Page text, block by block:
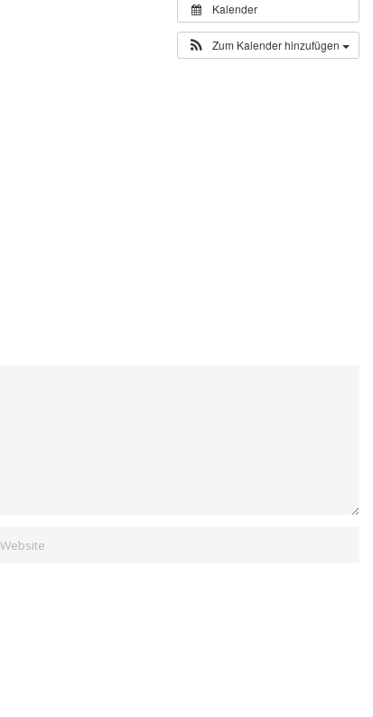
Kalender
Zum Kalender hinzufügen